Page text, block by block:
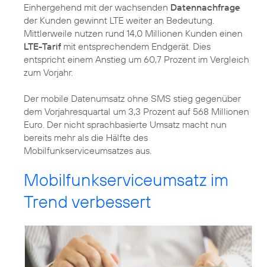
Einhergehend mit der wachsenden Datennachfrage
der Kunden gewinnt LTE weiter an Bedeutung.
Mittlerweile nutzen rund 14,0 Millionen Kunden einen
LTE-Tarif mit entsprechendem Endgerät. Dies
entspricht einem Anstieg um 60,7 Prozent im Vergleich
zum Vorjahr.
Der mobile Datenumsatz ohne SMS stieg gegenüber
dem Vorjahresquartal um 3,3 Prozent auf 568 Millionen
Euro. Der nicht sprachbasierte Umsatz macht nun
bereits mehr als die Hälfte des
Mobilfunkserviceumsatzes aus.
Mobilfunkserviceumsatz im
Trend verbessert